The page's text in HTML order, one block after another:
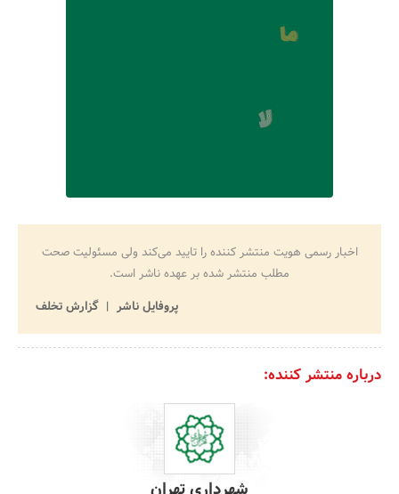
اخبار رسمی هویت منتشر کننده را تایید می‌کند ولی مسئولیت صحت
مطلب منتشر شده بر عهده ناشر است.
پروفایل ناشر
گزارش تخلف
درباره منتشر کننده: